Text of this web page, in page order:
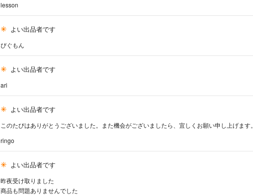
lesson
よい出品者です
ぴぐもん
よい出品者です
ari
よい出品者です
このたびはありがとうございました。また機会がございましたら、宜しくお願い申し上げます。
ringo
よい出品者です
昨夜受け取りました
商品も問題ありませんでした